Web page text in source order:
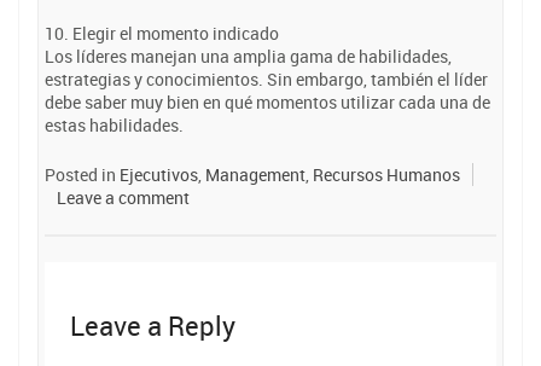
10. Elegir el momento indicado
Los líderes manejan una amplia gama de habilidades,
estrategias y conocimientos. Sin embargo, también el líder
debe saber muy bien en qué momentos utilizar cada una de
estas habilidades.
Posted in Ejecutivos, Management, Recursos Humanos
Leave a comment
Leave a Reply